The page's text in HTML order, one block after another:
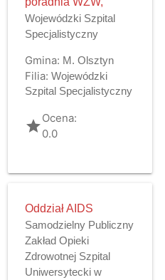
Wojewódzki Szpital
Specjalistyczny
Gmina: M. Olsztyn
Filia: Wojewódzki
Szpital Specjalistyczny
gradeOcena:
0.0
Oddział AIDS
Samodzielny Publiczny
Zakład Opieki
Zdrowotnej Szpital
Uniwersytecki w